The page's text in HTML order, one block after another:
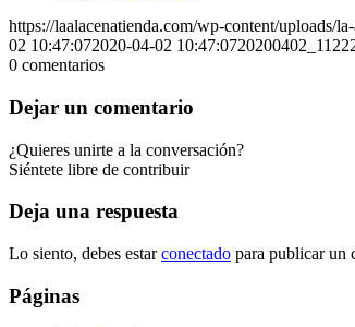
https://laalacenatienda.com/wp-content/uploads/
02 10:47:072020-04-02 10:47:07
0 comentarios
Dejar un comentario
¿Quieres unirte a la conversación?
Siéntete libre de contribuir
Deja una respuesta
Lo siento, debes estarconectado para publicar un
Páginas